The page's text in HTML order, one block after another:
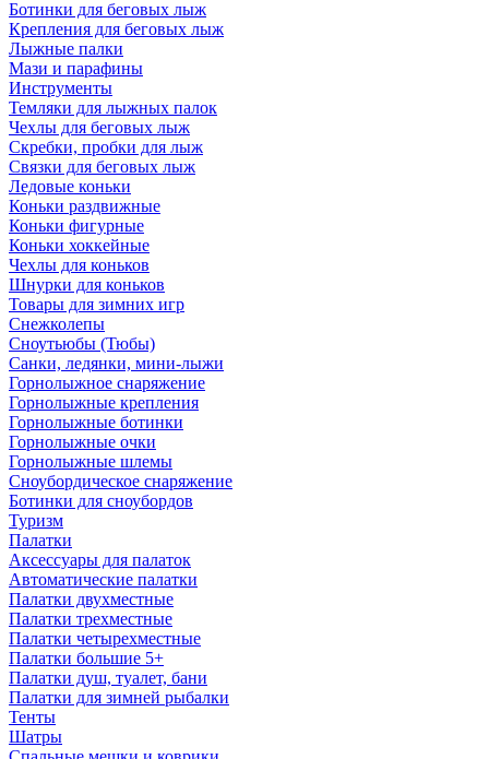
Ботинки для беговых лыж
Крепления для беговых лыж
Лыжные палки
Мази и парафины
Инструменты
Темляки для лыжных палок
Чехлы для беговых лыж
Скребки, пробки для лыж
Связки для беговых лыж
Ледовые коньки
Коньки раздвижные
Коньки фигурные
Коньки хоккейные
Чехлы для коньков
Шнурки для коньков
Товары для зимних игр
Снежколепы
Сноутьюбы (Тюбы)
Санки, ледянки, мини-лыжи
Горнолыжное снаряжение
Горнолыжные крепления
Горнолыжные ботинки
Горнолыжные очки
Горнолыжные шлемы
Сноубордическое снаряжение
Ботинки для сноубордов
Туризм
Палатки
Аксессуары для палаток
Автоматические палатки
Палатки двухместные
Палатки трехместные
Палатки четырехместные
Палатки большие 5+
Палатки душ, туалет, бани
Палатки для зимней рыбалки
Тенты
Шатры